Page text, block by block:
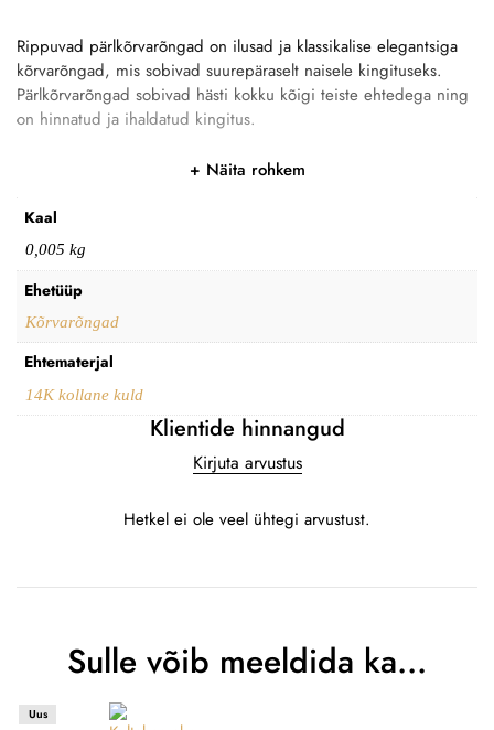
Rippuvad pärlkõrvarõngad on ilusad ja klassikalise elegantsiga
kõrvarõngad, mis sobivad suurepäraselt naisele kingituseks.
Pärlkõrvarõngad sobivad hästi kokku kõigi teiste ehtedega ning
on hinnatud ja ihaldatud kingitus.
Näita rohkem
Kaal
0,005 kg
Ehetüüp
Kõrvarõngad
Ehtematerjal
14K kollane kuld
Klientide hinnangud
Kirjuta arvustus
Hetkel ei ole veel ühtegi arvustust.
Sulle võib meeldida ka…
Uus